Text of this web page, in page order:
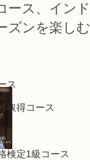
ス
取得コース
検定1級コース
ース、インド
ズンを楽しむ